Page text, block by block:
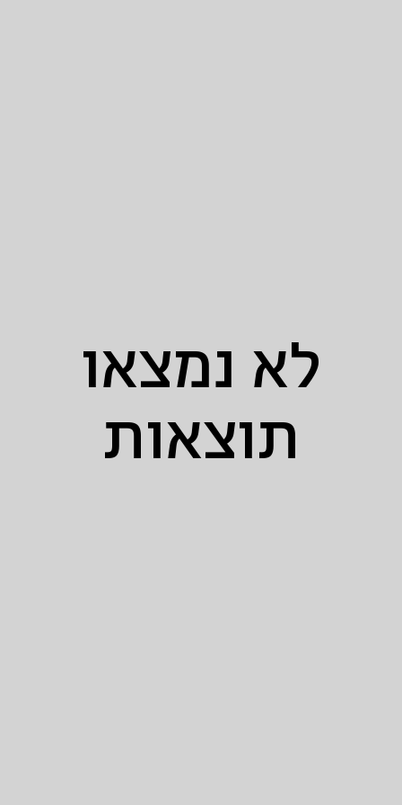
לא נמצאו
תוצאות